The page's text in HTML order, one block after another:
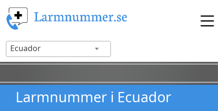
Ecuador
Larmnummer i Ecuador